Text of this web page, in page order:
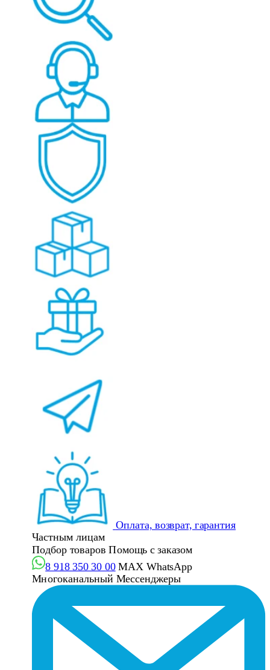
Оплата, возврат, гарантия
Частным лицам
Подбор товаров Помощь с заказом
8 918 350 30 00 MAX WhatsApp
Многоканальный Мессенджеры